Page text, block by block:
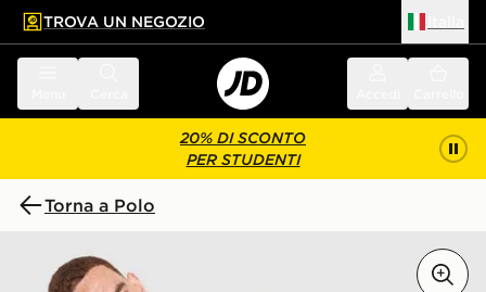
principale
a fondo pagina
TROVA UN NEGOZIO
20% DI SCONTO
PER STUDENTI
Torna a Polo